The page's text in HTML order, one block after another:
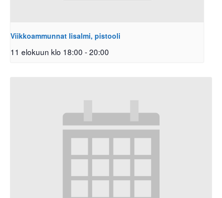
Viikkoammunnat Iisalmi, pistooli
11 elokuun klo 18:00 -20:00